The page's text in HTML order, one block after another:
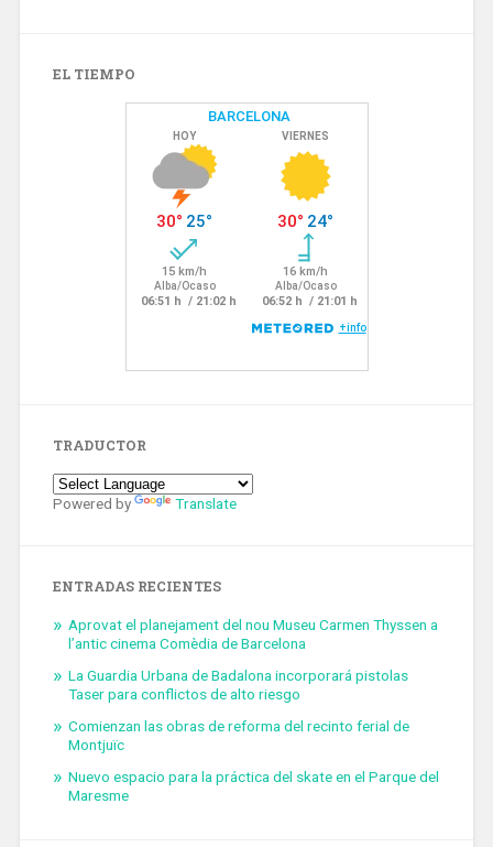
EL TIEMPO
TRADUCTOR
Powered by Translate
ENTRADAS RECIENTES
Aprovat el planejament del nou Museu Carmen Thyssen a
l’antic cinema Comèdia de Barcelona
La Guardia Urbana de Badalona incorporará pistolas
Taser para conflictos de alto riesgo
Comienzan las obras de reforma del recinto ferial de
Montjuïc
Nuevo espacio para la práctica del skate en el Parque del
Maresme